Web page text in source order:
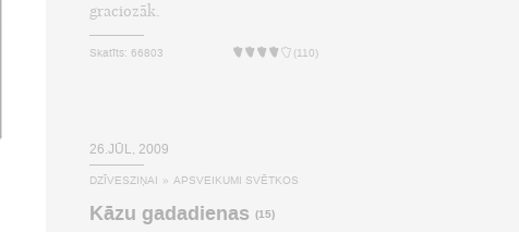
graciozāk.
Skatīts: 66803 (110)
26.JŪL, 2009
DZĪVESZIŅAI » APSVEIKUMI SVĒTKOS
Kāzu gadadienas (15)